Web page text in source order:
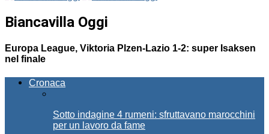
Biancavilla Oggi
Europa League, Viktoria Plzen-Lazio 1-2: super Isaksen
nel finale
Cronaca
Sotto indagine 4 rumeni: sfruttavano marocchini
per un lavoro da fame